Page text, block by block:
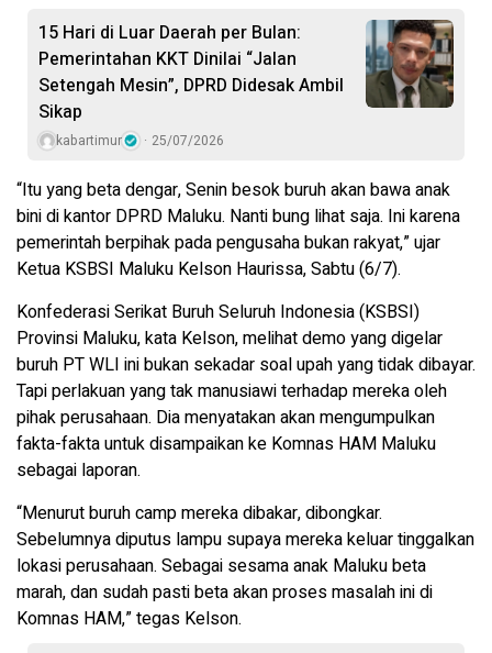
15 Hari di Luar Daerah per Bulan:
Pemerintahan KKT Dinilai “Jalan
Setengah Mesin”, DPRD Didesak Ambil
Sikap
kabartimur 25/07/2026
“Itu yang beta dengar, Senin besok buruh akan bawa anak
bini di kantor DPRD Maluku. Nanti bung lihat saja. Ini karena
pemerintah berpihak pada pengusaha bukan rakyat,” ujar
Ketua KSBSI Maluku Kelson Haurissa, Sabtu (6/7).
Konfederasi Serikat Buruh Seluruh Indonesia (KSBSI)
Provinsi Maluku, kata Kelson, melihat demo yang digelar
buruh PT WLI ini bukan sekadar soal upah yang tidak dibayar.
Tapi perlakuan yang tak manusiawi terhadap mereka oleh
pihak perusahaan. Dia menyatakan akan mengumpulkan
fakta-fakta untuk disampaikan ke Komnas HAM Maluku
sebagai laporan.
“Menurut buruh camp mereka dibakar, dibongkar.
Sebelumnya diputus lampu supaya mereka keluar tinggalkan
lokasi perusahaan. Sebagai sesama anak Maluku beta
marah, dan sudah pasti beta akan proses masalah ini di
Komnas HAM,” tegas Kelson.